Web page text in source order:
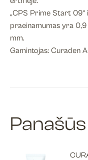
„CPS Prime Start
praeinamumas yra
mm.
Gamintojas: Curaden